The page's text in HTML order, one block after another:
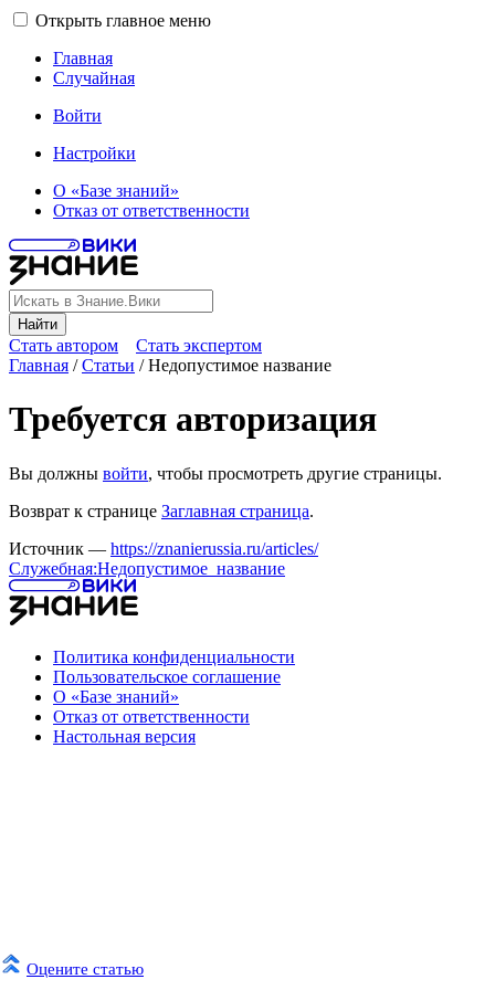
Открыть главное меню
Главная
Случайная
Войти
Настройки
О «Базе знаний»
Отказ от ответственности
Найти
Стать автором Стать экспертом
Оцените статью
Главная /Статьи /Недопустимое название
Требуется авторизация
Вы должны войти, чтобы просмотреть другие страницы.
Возврат к странице Заглавная страница.
Источник — https://znanierussia.ru/articles/
Служебная:Недопустимое_название
Политика конфиденциальности
Пользовательское соглашение
О «Базе знаний»
Отказ от ответственности
Настольная версия